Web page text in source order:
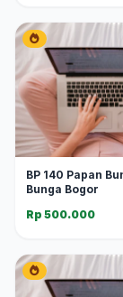
BP 140 Papan
Bunga Bogor
Rp 500.000